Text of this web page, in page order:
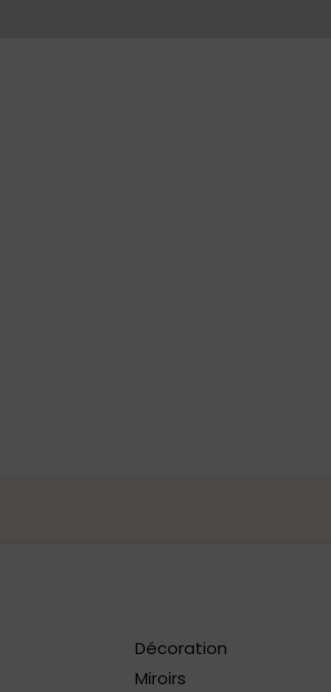
Décoration
Miroirs